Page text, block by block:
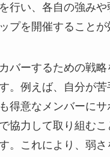
行い、各自の強み
プを開催することが
バーするための戦略
。例えば、自分が苦
得意なメンバーに
協力して取り組むこ
。これにより、弱さ